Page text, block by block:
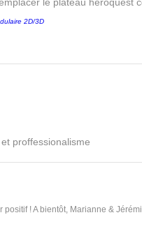
le plateau heroquest
2D/3D
proffessionalisme
positif ! A bientôt, Marianne &